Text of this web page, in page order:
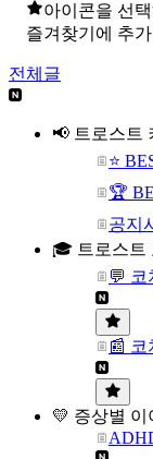
아이콘을 선
즐겨찾기에 추
전체글
📢 트로스트
⭐
🏆
공지
🎓 트로스트
💬 코
📰 코
💛 증상별 이